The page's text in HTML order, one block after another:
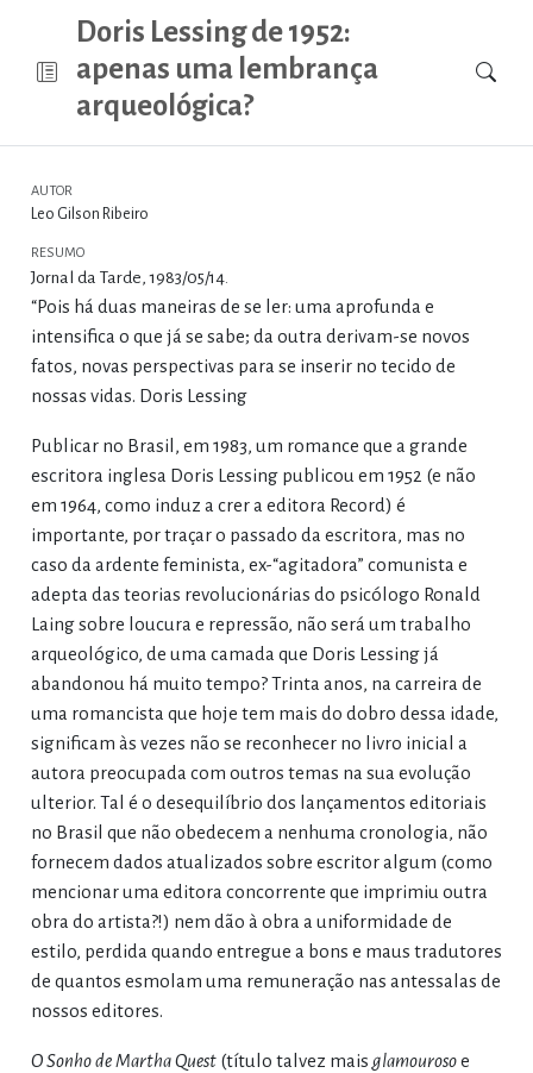
Doris Lessing de 1952:
apenas uma lembrança
arqueológica?
AUTOR
Leo Gilson Ribeiro
RESUMO
Jornal da Tarde, 1983/05/14.
“Pois há duas maneiras de se ler: uma aprofunda e
intensifica o que já se sabe; da outra derivam-se novos
fatos, novas perspectivas para se inserir no tecido de
nossas vidas. Doris Lessing
Publicar no Brasil, em 1983, um romance que a grande
escritora inglesa Doris Lessing publicou em 1952 (e não
em 1964, como induz a crer a editora Record) é
importante, por traçar o passado da escritora, mas no
caso da ardente feminista, ex-“agitadora” comunista e
adepta das teorias revolucionárias do psicólogo Ronald
Laing sobre loucura e repressão, não será um trabalho
arqueológico, de uma camada que Doris Lessing já
abandonou há muito tempo? Trinta anos, na carreira de
uma romancista que hoje tem mais do dobro dessa idade,
significam às vezes não se reconhecer no livro inicial a
autora preocupada com outros temas na sua evolução
ulterior. Tal é o desequilíbrio dos lançamentos editoriais
no Brasil que não obedecem a nenhuma cronologia, não
fornecem dados atualizados sobre escritor algum (como
mencionar uma editora concorrente que imprimiu outra
obra do artista?!) nem dão à obra a uniformidade de
estilo, perdida quando entregue a bons e maus tradutores
de quantos esmolam uma remuneração nas antessalas de
nossos editores.
O Sonho de Martha Quest(título talvez mais glamourosoe